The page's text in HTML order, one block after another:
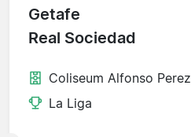
Getafe
Real Sociedad
Coliseum Alfonso Perez
La Liga